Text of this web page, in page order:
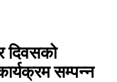
दिवसको
सम्पन्न